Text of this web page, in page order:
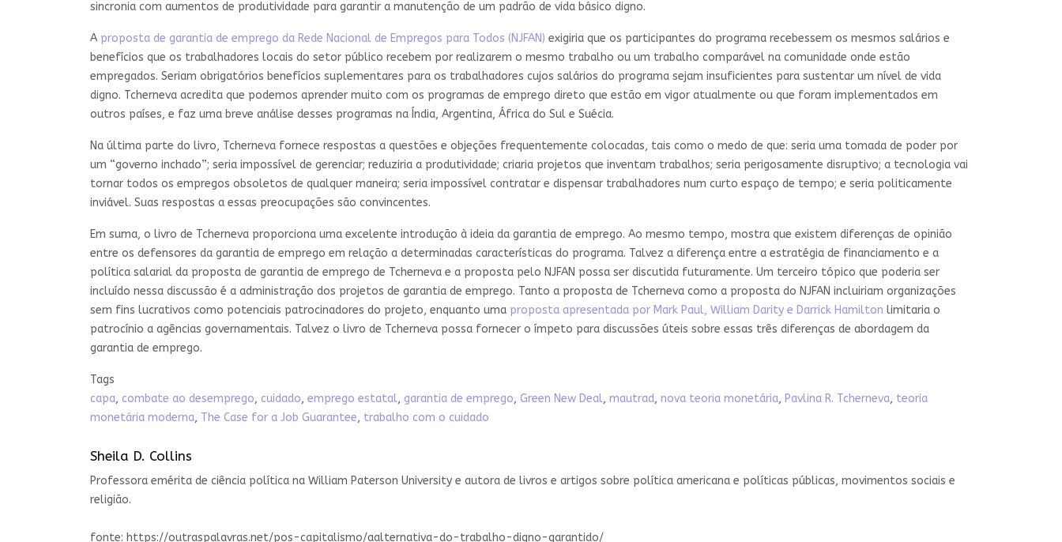
sincronia com aumentos de produtividade para garantir a manutenção de um padrão de vida básico digno.
A proposta de garantia de emprego da Rede Nacional de Empregos para Todos (NJFAN) exigiria que os participantes do programa recebessem os mesmos salários e
benefícios que os trabalhadores locais do setor público recebem por realizarem o mesmo trabalho ou um trabalho comparável na comunidade onde estão
empregados. Seriam obrigatórios benefícios suplementares para os trabalhadores cujos salários do programa sejam insuficientes para sustentar um nível de vida
digno. Tcherneva acredita que podemos aprender muito com os programas de emprego direto que estão em vigor atualmente ou que foram implementados em
outros países, e faz uma breve análise desses programas na Índia, Argentina, África do Sul e Suécia.
Na última parte do livro, Tcherneva fornece respostas a questões e objeções frequentemente colocadas, tais como o medo de que: seria uma tomada de poder por
um “governo inchado”; seria impossível de gerenciar; reduziria a produtividade; criaria projetos que inventam trabalhos; seria perigosamente disruptivo; a tecnologia vai
tornar todos os empregos obsoletos de qualquer maneira; seria impossível contratar e dispensar trabalhadores num curto espaço de tempo; e seria politicamente
inviável. Suas respostas a essas preocupações são convincentes.
Em suma, o livro de Tcherneva proporciona uma excelente introdução à ideia da garantia de emprego. Ao mesmo tempo, mostra que existem diferenças de opinião
entre os defensores da garantia de emprego em relação a determinadas características do programa. Talvez a diferença entre a estratégia de financiamento e a
política salarial da proposta de garantia de emprego de Tcherneva e a proposta pelo NJFAN possa ser discutida futuramente. Um terceiro tópico que poderia ser
incluído nessa discussão é a administração dos projetos de garantia de emprego. Tanto a proposta de Tcherneva como a proposta do NJFAN incluiriam organizações
sem fins lucrativos como potenciais patrocinadores do projeto, enquanto uma proposta apresentada por Mark Paul, William Darity e Darrick Hamilton limitaria o
patrocínio a agências governamentais. Talvez o livro de Tcherneva possa fornecer o ímpeto para discussões úteis sobre essas três diferenças de abordagem da
garantia de emprego.
Tags
capa, combate ao desemprego, cuidado, emprego estatal, garantia de emprego, Green New Deal, mautrad, nova teoria monetária, Pavlina R. Tcherneva, teoria
monetária moderna, The Case for a Job Guarantee, trabalho com o cuidado
Sheila D. Collins
Professora emérita de ciência política na William Paterson University e autora de livros e artigos sobre política americana e políticas públicas, movimentos sociais e
religião.
fonte: https://outraspalavras.net/pos-capitalismo/aalternativa-do-trabalho-digno-garantido/